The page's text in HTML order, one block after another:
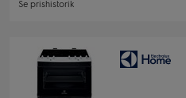
Se prishistorik